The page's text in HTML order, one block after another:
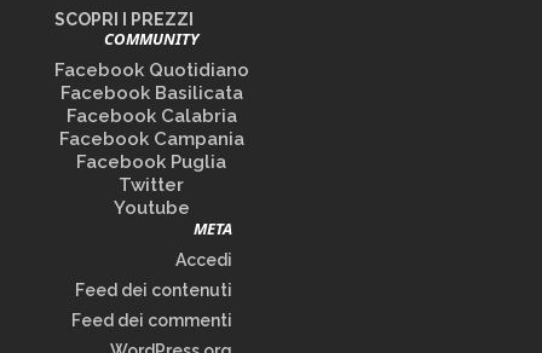
SCOPRI I PREZZI
COMMUNITY
Facebook Quotidiano
Facebook Basilicata
Facebook Calabria
Facebook Campania
Facebook Puglia
Twitter
Youtube
META
Accedi
Feed dei contenuti
Feed dei commenti